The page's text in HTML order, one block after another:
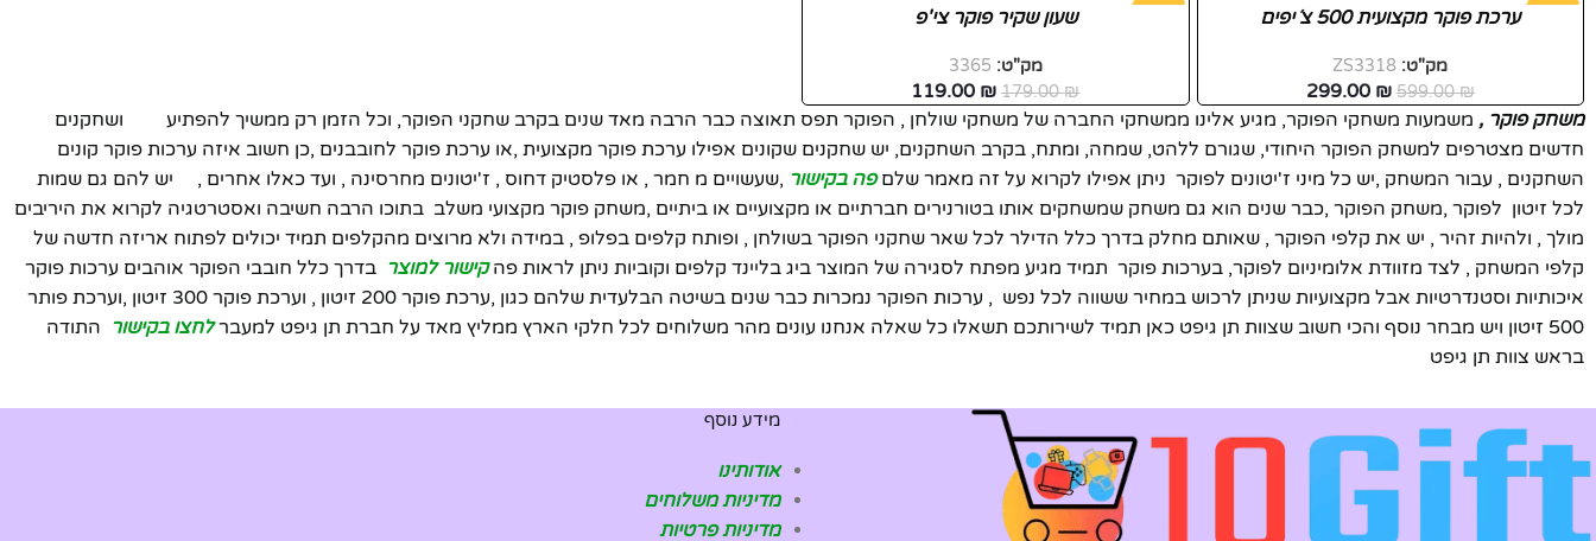
ערכת פוקר מקצועית 500 צ´יפים
מק"ט: ZS3318
599.00₪
299.00 ₪
שעון שקיר פוקר צי'פ
מק"ט: 3365
179.00₪
119.00 ₪
משחק פוקר , משמעות משחקי הפוקר, מגיע אלינו ממשחקי החברה של משחקי שולחן , הפוקר תפס תאוצה כבר הרבה מאד שנים בקרב שחקני הפוקר, וכל הזמן רק ממשיך להפתיע ושחקנים
חדשים מצטרפים למשחק הפוקר היחודי, שגורם ללהט, שמחה, ומתח, בקרב השחקנים, יש שחקנים שקונים אפילו ערכת פוקר מקצועית ,או ערכת פוקר לחובבנים ,כן חשוב איזה ערכות פוקר קונים
השחקנים , עבור המשחק ,יש כל מיני ז'יטונים לפוקר ניתן אפילו לקרוא על זה מאמר שלםפה בקישור ,שעשויים מ חמר , או פלסטיק דחוס , ז'יטונים מחרסינה , ועד כאלו אחרים , יש להם גם שמות
לכל זיטון לפוקר ,משחק הפוקר ,כבר שנים הוא גם משחק שמשחקים אותו בטורנירים חברתיים או מקצועיים או ביתיים ,משחק פוקר מקצועי משלב בתוכו הרבה חשיבה ואסטרטגיה לקרוא את היריבים
מולך , ולהיות זהיר , יש את קלפי הפוקר , שאותם מחלק בדרך כלל הדילר לכל שאר שחקני הפוקר בשולחן , ופותח קלפים בפלופ , במידה ולא מרוצים מהקלפים תמיד יכולים לפתוח אריזה חדשה של
קלפי המשחק , לצד מזוודת אלומיניום לפוקר, בערכות פוקר תמיד מגיע מפתח לסגירה של המוצר ביג בליינד קלפים וקוביות ניתן לראות פהקישור למוצר בדרך כלל חובבי הפוקר אוהבים ערכות פוקר
איכותיות וסטנדרטיות אבל מקצועיות שניתן לרכוש במחיר ששווה לכל נפש , ערכות הפוקר נמכרות כבר שנים בשיטה הבלעדית שלהם כגון ,ערכת פוקר 200 זיטון , וערכת פוקר 300 זיטון ,וערכת פותר
500 זיטון ויש מבחר נוסף והכי חשוב שצוות תן גיפט כאן תמיד לשירותכם תשאלו כל שאלה אנחנו עונים מהר משלוחים לכל חלקי הארץ ממליץ מאד על חברת תן גיפט למעבר
לחצו בקישור התודה
בראש צוות תן גיפט
מידע נוסף
אודותינו
מדיניות משלוחים
מדיניות פרטיות